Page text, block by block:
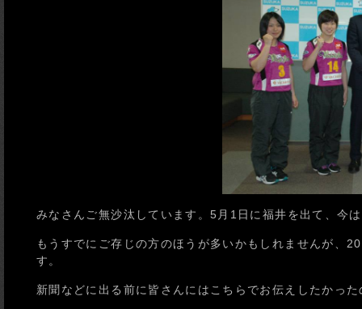
みなさんご無沙汰しています。5月1日に福井を出て、今
もうすでにご存じの方のほうが多いかもしれませんが、
す。
新聞などに出る前に皆さんにはこちらでお伝えしたかっ